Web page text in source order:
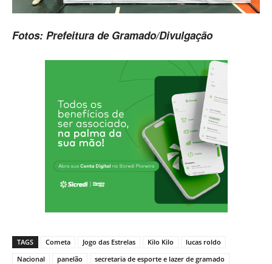
Fotos: Prefeitura de Gramado/Divulgação
TAGS Cometa Jogo das Estrelas Kilo Kilo
lucas roldo
Nacional
panelão secretaria de esporte e lazer de gramado